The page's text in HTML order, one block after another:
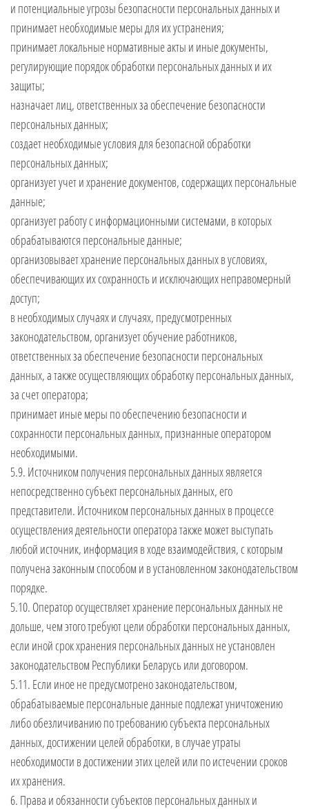
и потенциальные угрозы безопасности персональных данных и
принимает необходимые меры для их устранения;
принимает локальные нормативные акты и иные документы,
регулирующие порядок обработки персональных данных и их
защиты;
назначает лиц, ответственных за обеспечение безопасности
персональных данных;
создает необходимые условия для безопасной обработки
персональных данных;
организует учет и хранение документов, содержащих персональные
данные;
организует работу с информационными системами, в которых
обрабатываются персональные данные;
организовывает хранение персональных данных в условиях,
обеспечивающих их сохранность и исключающих неправомерный
доступ;
в необходимых случаях и случаях, предусмотренных
законодательством, организует обучение работников,
ответственных за обеспечение безопасности персональных
данных, а также осуществляющих обработку персональных данных,
за счет оператора;
принимает иные меры по обеспечению безопасности и
сохранности персональных данных, признанные оператором
необходимыми.
5.9. Источником получения персональных данных является
непосредственно субъект персональных данных, его
представители. Источником персональных данных в процессе
осуществления деятельности оператора также может выступать
любой источник, информация в ходе взаимодействия, с которым
получена законным способом и в установленном законодательством
порядке.
5.10. Оператор осуществляет хранение персональных данных не
дольше, чем этого требуют цели обработки персональных данных,
если иной срок хранения персональных данных не установлен
законодательством Республики Беларусь или договором.
5.11. Если иное не предусмотрено законодательством,
обрабатываемые персональные данные подлежат уничтожению
либо обезличиванию по требованию субъекта персональных
данных, достижении целей обработки, в случае утраты
необходимости в достижении этих целей или по истечении сроков
их хранения.
6. Права и обязанности субъектов персональных данных и